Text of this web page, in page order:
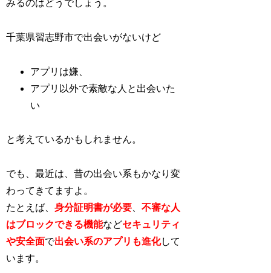
みるのはどうでしょう。
千葉県習志野市で出会いがないけど
アプリは嫌、
アプリ以外で素敵な人と出会いた
い
と考えているかもしれません。
でも、最近は、昔の出会い系もかなり変
わってきてますよ。
たとえば、身分証明書が必要 、不審な人
はブロックできる機能などセキュリティ
や安全面で出会い系のアプリも進化して
います。